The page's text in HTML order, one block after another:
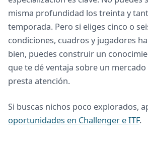
misma profundidad los treinta y
temporada. Pero si eliges cinco o
condiciones, cuadros y jugadores
bien, puedes construir un
que te dé ventaja sobre un mercado
presta atención.
Si buscas nichos poco explorados,
oportunidades en Challenger e ITF.